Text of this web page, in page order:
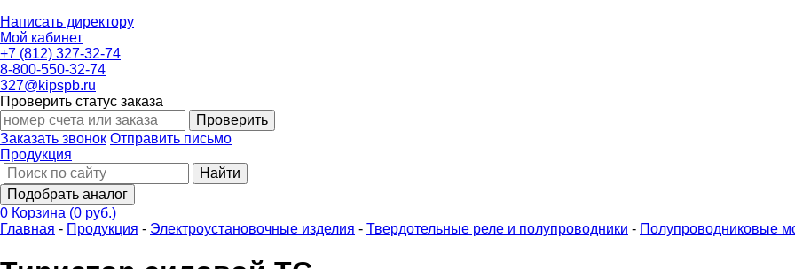
Написать директору
Мой кабинет
+7 (812) 327-32-74
8-800-550-32-74
327@kipspb.ru
Проверить статус заказа
Проверить
Заказать звонок Отправить письмо
Продукция
Найти
Подобрать аналог
0 Корзина (0 руб.)
Главная - Продукция - Электроустановочные изделия - Твердотельные реле и полупроводники - Полупроводниковые